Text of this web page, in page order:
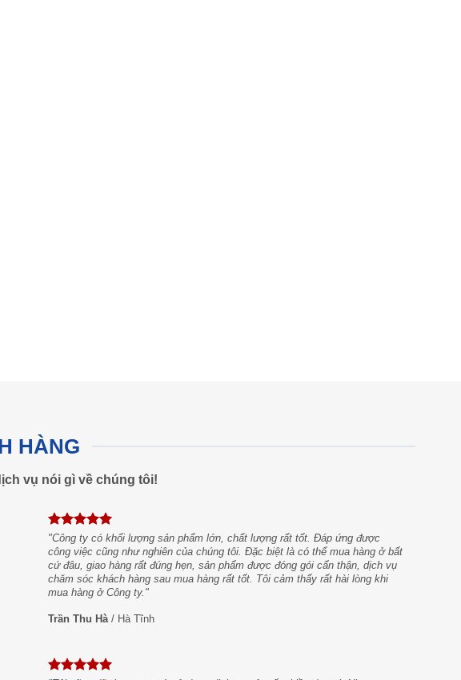
HÀNG
vụ nói gì về chúng tôi!
"Công ty có khối lượng sản phẩm lớn, chất lượng rất tốt. Đáp ứng được
công việc cũng như nghiên của chúng tôi. Đặc biệt là có thể mua hàng ở bất
cứ đâu, giao hàng rất đúng hẹn, sản phẩm được đóng gói cẩn thận, dịch vụ
chăm sóc khách hàng sau mua hàng rất tốt. Tôi cảm thấy rất hài lòng khi
mua hàng ở Công ty."
Trần Thu Hà / Hà Tĩnh